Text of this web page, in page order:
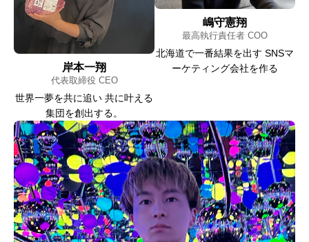
岸本一翔
代表取締役 CEO
世界一夢を共に追い 共に叶える
集団を創出する。
嶋守憲翔
最高執行責任者 COO
北海道で一番結果を出す SNSマ
ーケティング会社を作る